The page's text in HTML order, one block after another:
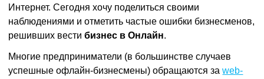
Интернет. Сегодня хочу поделиться своими
наблюдениями и отметить частые ошибки бизнесменов,
решивших вестибизнес в Онлайн.
Многие предприниматели (в большинстве случаев
успешные офлайн-бизнесмены) обращаются заweb-